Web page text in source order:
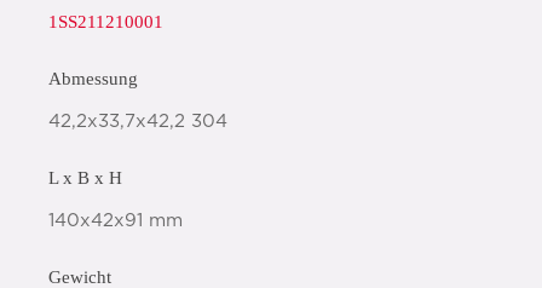
1SS211210001
Abmessung
42,2x33,7x42,2 304
L x B x H
140x42x91 mm
Gewicht